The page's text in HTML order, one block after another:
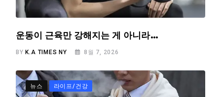
운동이 근육만 강해지는 게 아니라…
BY K.A TIMES NY 8월 7, 2026
뉴스 라이프/건강